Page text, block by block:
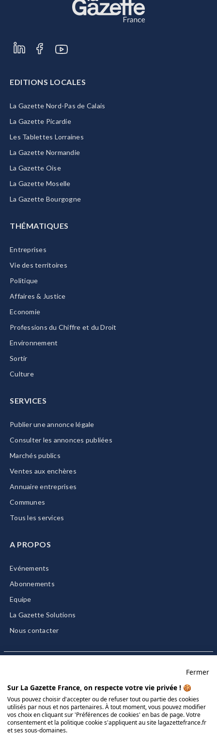
EDITIONS LOCALES
La Gazette Nord-Pas de Calais
La Gazette Picardie
Les Tablettes Lorraines
La Gazette Normandie
La Gazette Oise
La Gazette Moselle
La Gazette Bourgogne
THÉMATIQUES
Entreprises
Vie des territoires
Politique
Affaires & Justice
Economie
Professions du Chiffre et du Droit
Environnement
Sortir
Culture
SERVICES
Publier une annonce légale
Consulter les annonces publiées
Marchés publics
Ventes aux enchères
Annuaire entreprises
Communes
Tous les services
A PROPOS
Evénements
Abonnements
Equipe
La Gazette Solutions
Nous contacter
CGU/CGV
Données personnelles
Charte sur les cookies
Fermer
Sur La Gazette France, on respecte votre vie privée ! 🍪
Vous pouvez choisir d'accepter ou de refuser tout ou partie des cookies
utilisés par nous et nos partenaires. À tout moment, vous pouvez modifier
vos choix en cliquant sur 'Préférences de cookies' en bas de page. Votre
consentement et la politique cookie s'appliquent au site lagazettefrance.fr
et ses sous-domaines.